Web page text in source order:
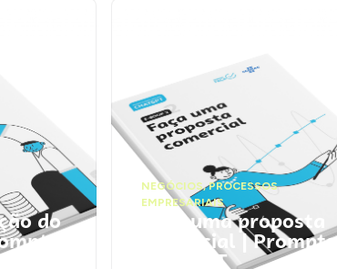
do
NEGÓCIOS,PROCESSOS
EMPRESARIAIS
Faça uma proposta
comercial | Prompts
ChatGPT